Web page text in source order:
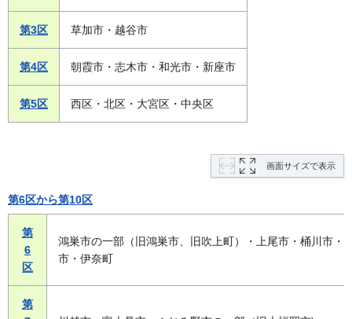
第3区 草加市・越谷市
第4区 朝霞市・志木市・和光市・新座市
第5区 西区・北区・大宮区・中央区
画面サイズで表示
第6区から第10区
第
6
区
鴻巣市の一部（旧鴻巣市、旧吹上町）・上尾市・桶川市・
市・伊奈町
第